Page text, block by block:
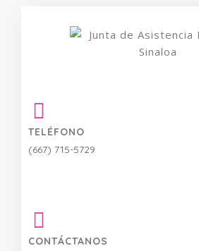
TELÉFONO
(667) 715-5729
CONTÁCTANOS